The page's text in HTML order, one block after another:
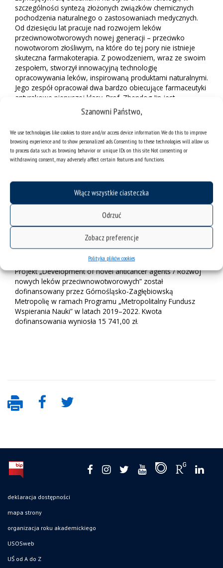
Szanowni Państwo,
We use technologies like cookies to store and/or access device information. We do this to improve
browsing experience and to show personalized ads. Consenting to these technologies will allow us
to process data such as browsing behavior or unique IDs on this site. Not consenting or
withdrawing consent, may adversely affect certain features and functions.
Włącz wszystkie ciasteczka
Odrzuć
Zobacz preferencje
Polityka plików cookies
szczególności syntezą złożonych związków chemicznych
pochodzenia naturalnego o zastosowaniach medycznych.
Od dziesięciu lat pracuje nad rozwojem leków
przeciwnowotworowych nowej generacji – przeciwko
nowotworom złośliwym, na które do tej pory nie istnieje
skuteczna farmakoterapia. Z powodzeniem, wraz ze swoim
zespołem, stworzył innowacyjną technologię
opracowywania leków, inspirowaną produktami naturalnymi.
Jego zespół opracował dwa bardzo obiecujące farmaceutyki
antyrakowe pierwszej klasy. Prof. Zhendog Jin jest
pracownikiem UI College of Pharmacy w Iowa City w USA.
Rejestracja uczestników
Wykłady odbywać się będą w formie zdalnej na platformie
Projekt „Development of novel anticancer agents / Rozwój
nowych leków przeciwnowotworowych” został
dofinansowany przez Górnośląsko-Zagłębiowską
Metropolię w ramach Programu „Metropolitalny Fundusz
Wspierania Nauki” w latach 2019–2022. Kwota
dofinansowania wyniosła 15 741,00 zł.
deklaracja dostępności
mapa strony
organizacja roku akademickiego
USOSweb
UŚ od A do Z